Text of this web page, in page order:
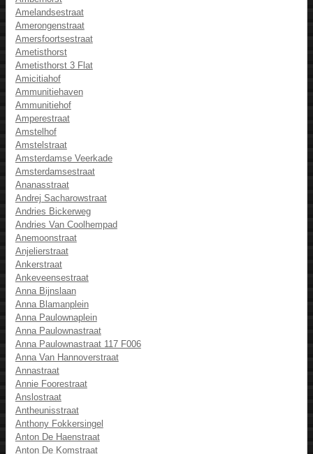
Amelandsestraat
Amerongenstraat
Amersfoortsestraat
Ametisthorst
Ametisthorst 3 Flat
Amicitiahof
Ammunitiehaven
Ammunitiehof
Amperestraat
Amstelhof
Amstelstraat
Amsterdamse Veerkade
Amsterdamsestraat
Ananasstraat
Andrej Sacharowstraat
Andries Bickerweg
Andries Van Coolhempad
Anemoonstraat
Anjelierstraat
Ankerstraat
Ankeveensestraat
Anna Bijnslaan
Anna Blamanplein
Anna Paulownaplein
Anna Paulownastraat
Anna Paulownastraat 117 F006
Anna Van Hannoverstraat
Annastraat
Annie Foorestraat
Anslostraat
Antheunisstraat
Anthony Fokkersingel
Anton De Haenstraat
Anton De Komstraat